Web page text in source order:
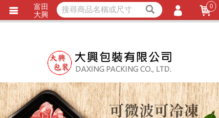
立即詢價 LINE詢問
富田
大興
0
會員註冊
忘記密碼
訂單查詢
TRACK LISTING追 / 蹤 / 清 / 單
獨家商品 耐熱內襯